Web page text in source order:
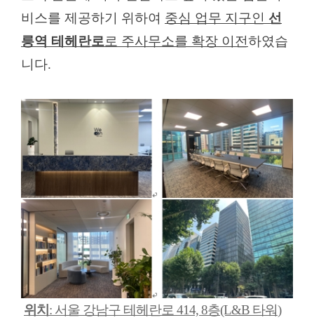
비스를 제공하기 위하여 중심 업무 지구인 선
릉역 테헤란로로 주사무소를 확장 이전하였습
니다.
위치 : 서울 강남구 테헤란로414, 8층(L&B 타워)